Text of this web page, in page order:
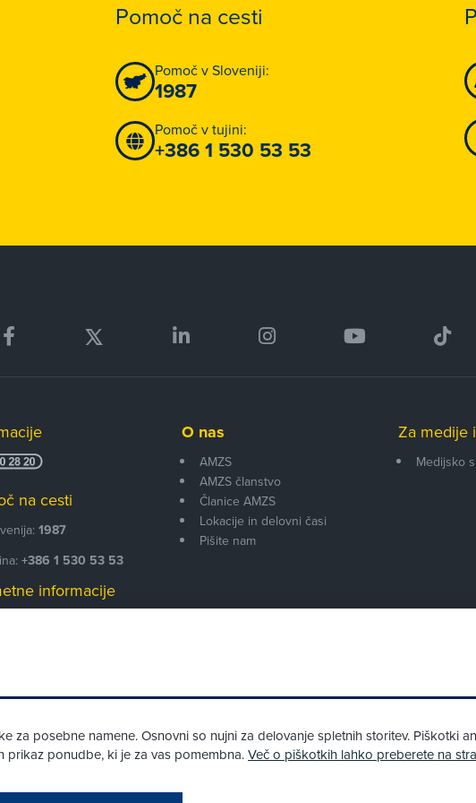
Pomoč na cesti
Pomoč v Sloveniji:
1987
Pomoč v tujini:
+386 1 530 53 53
na cesti
1987
+386 1 530 53 53
informacije
AMZS
O nas
AMZS
AMZS članstvo
Članice AMZS
Lokacije in delovni časi
Pišite nam
Za medije
Medijsko
za posebne namene. Osnovni so nujni za delovanje spletnih storitev. Piškotki
prikaz ponudbe, ki je za vas pomembna.Več o piškotkih lahko preberete na